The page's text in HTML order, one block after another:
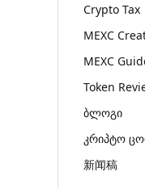
Crypto Tax
MEXC
MEXC
Token
ბლოგი
კრიპტო
新闻稿